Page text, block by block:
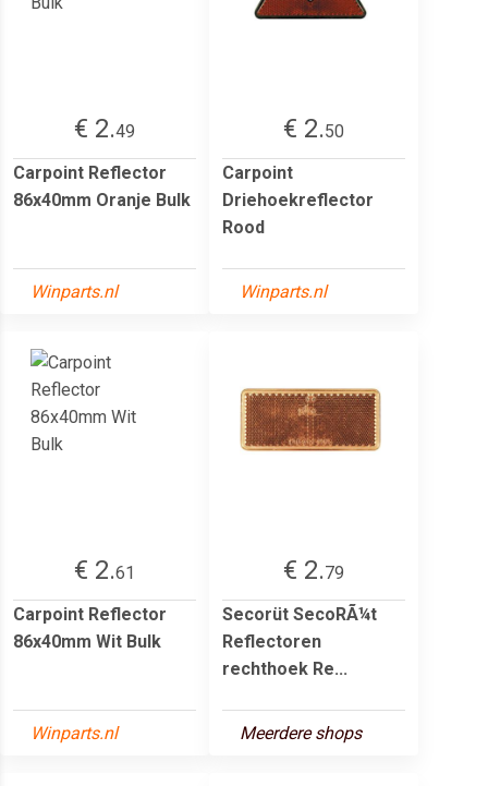
€ 2.49
Carpoint Reflector
86x40mm Oranje Bulk
Winparts.nl
€ 2.50
Carpoint
Driehoekreflector
Rood
Winparts.nl
€ 2.61
Carpoint Reflector
86x40mm Wit Bulk
Winparts.nl
€ 2.79
Secorüt SecoRÃ¼t
Reflectoren
rechthoek Re...
Meerdere shops